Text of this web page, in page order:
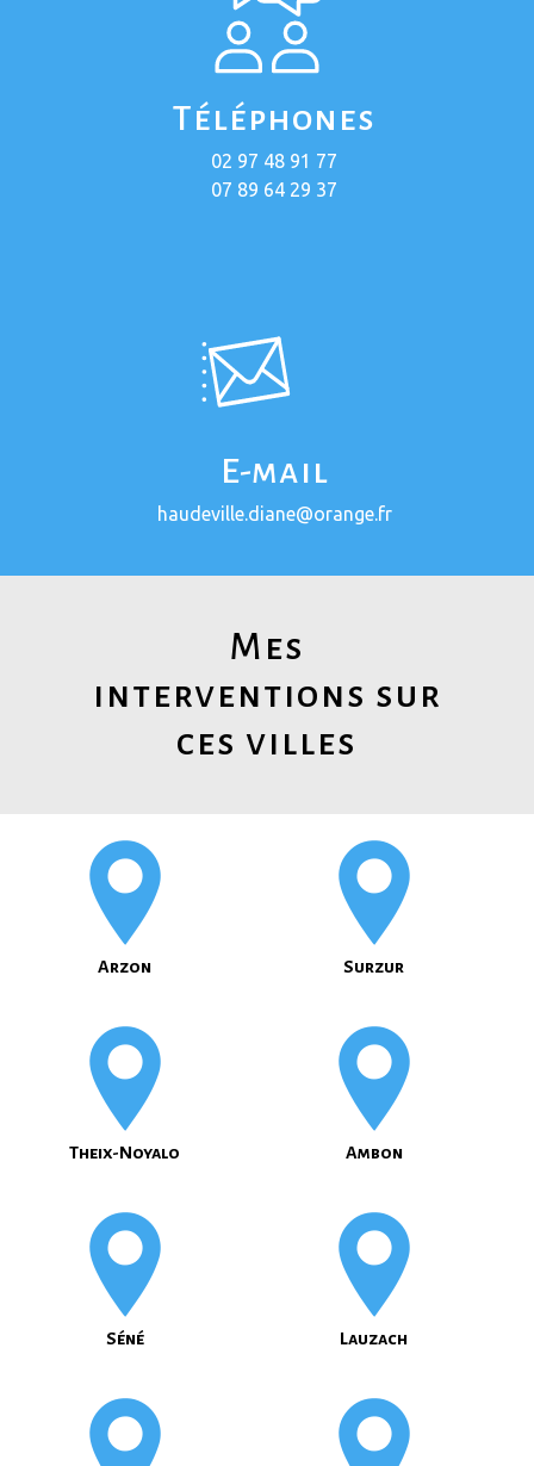
Téléphones
02 97 48 91 77
07 89 64 29 37
E-mail
haudeville.diane@orange.fr
Mes
interventions sur
ces villes
Arzon Surzur
Theix-Noyalo Ambon
Séné Lauzach